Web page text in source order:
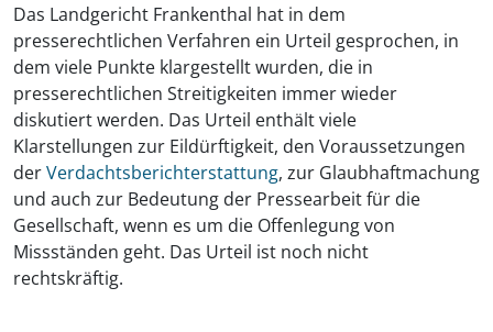
Das Landgericht Frankenthal hat in dem
presserechtlichen Verfahren ein Urteil gesprochen, in
dem viele Punkte klargestellt wurden, die in
presserechtlichen Streitigkeiten immer wieder
diskutiert werden. Das Urteil enthält viele
Klarstellungen zur Eildürftigkeit, den Voraussetzungen
derVerdachtsberichterstattung, zur Glaubhaftmachung
und auch zur Bedeutung der Pressearbeit für die
Gesellschaft, wenn es um die Offenlegung von
Missständen geht. Das Urteil ist noch nicht
rechtskräftig.